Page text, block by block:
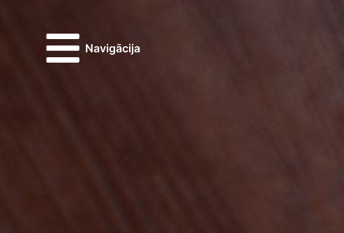
Navigācija